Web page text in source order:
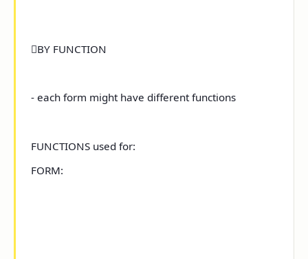
BY FUNCTION
- each form might have different functions
FUNCTIONS used for:
FORM: